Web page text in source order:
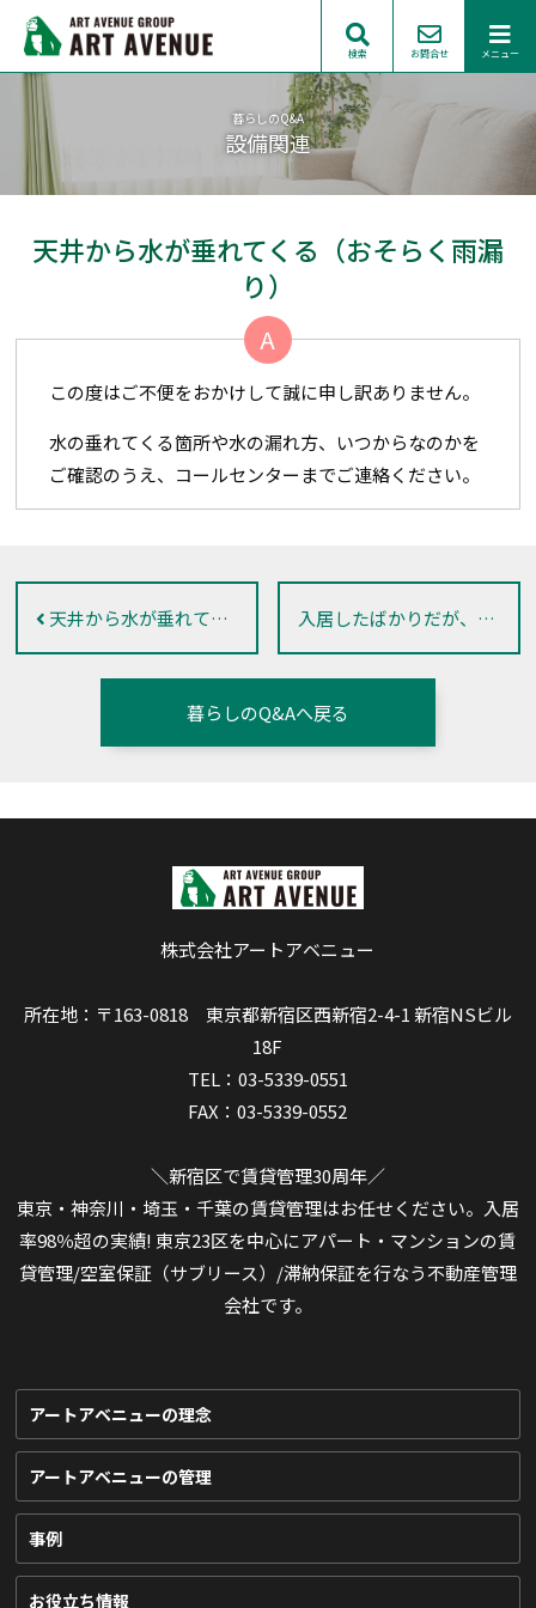
検索 お問合せ メニュー
暮らしのQ&A
設備関連
天井から水が垂れてくる（おそらく雨漏
り）
A
この度はご不便をおかけして誠に申し訳ありません。
水の垂れてくる箇所や水の漏れ方、いつからなのかを
ご確認のうえ、コールセンターまでご連絡ください。
天井から水が垂れてくる（雨漏りではなさそう）
暮らしのQ&Aへ戻る
入居したばかりだが、部屋の器機・設備に不具合がある
株式会社アートアベニュー
所在地：〒163-0818 東京都新宿区西新宿2-4-1 新宿NSビル
18F
TEL：03-5339-0551
FAX：03-5339-0552
＼新宿区で賃貸管理30周年／
東京・神奈川・埼玉・千葉の賃貸管理はお任せください。入居
率98％超の実績! 東京23区を中心にアパート・マンションの賃
貸管理/空室保証（サブリース）/滞納保証を行なう不動産管理
会社です。
アートアベニューの理念
アートアベニューの管理
事例
お役立ち情報